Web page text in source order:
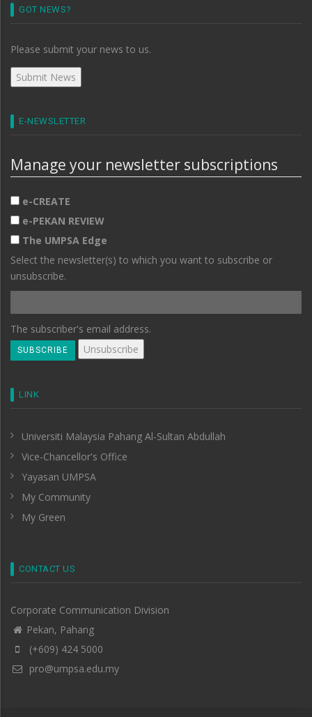
GOT NEWS?
Please submit your news to us.
E-NEWSLETTER
Manage your newsletter subscriptions
e-CREATE
e-PEKAN REVIEW
The UMPSA Edge
Select the newsletter(s) to which you want to subscribe or
unsubscribe.
The subscriber's email address.
LINK
Universiti Malaysia Pahang Al-Sultan Abdullah
Vice-Chancellor's Office
Yayasan UMPSA
My Community
My Green
CONTACT US
Corporate Communication Division
Pekan, Pahang
(+609) 424 5000
pro@umpsa.edu.my